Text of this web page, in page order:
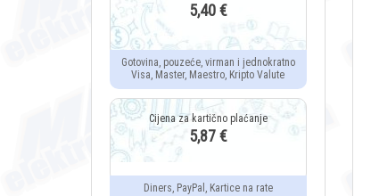
5,40 €
Gotovina, pouzeće, virman i jednokratno
Visa, Master, Maestro, Kripto Valute
5,87 €
Diners, PayPal, Kartice na rate